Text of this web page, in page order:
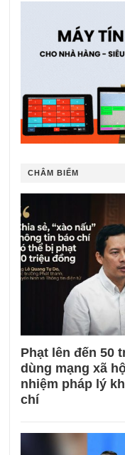
CHÂM BIẾM
Phạt lên đến 50
dùng mạng xã
nhiệm pháp lý
chí